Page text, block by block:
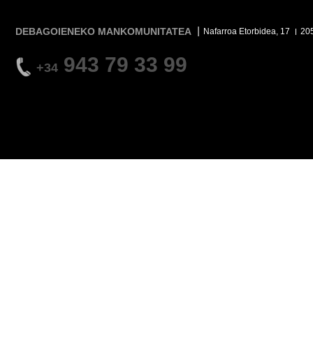
DEBAGOIENEKO MANKOMUNITATEA Nafarroa Etorbidea, 17
+34 943 79 33 99